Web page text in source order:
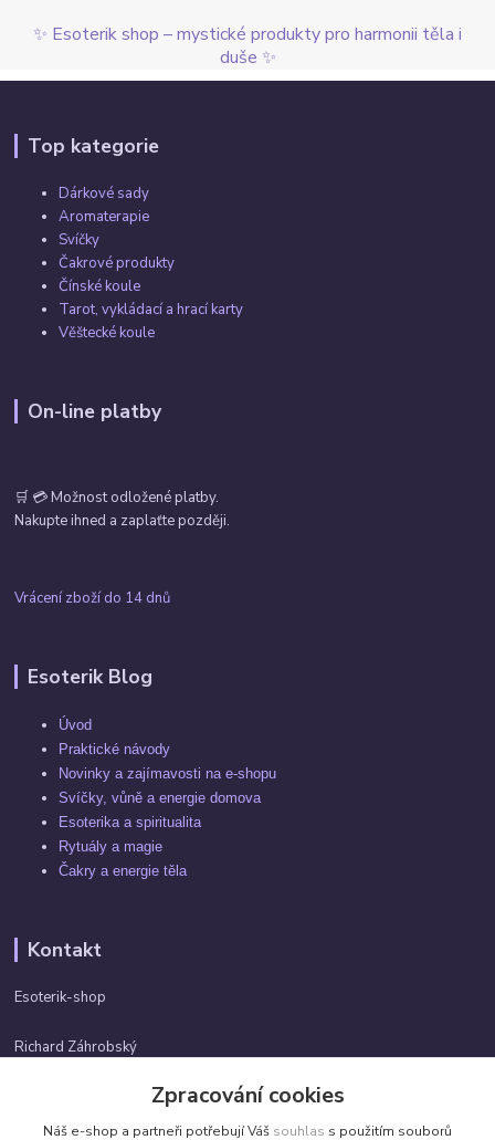
✨ Esoterik shop – mystické produkty pro harmonii těla i
duše ✨
Top kategorie
Dárkové sady
Aromaterapie
Svíčky
Čakrové produkty
Čínské koule
Tarot, vykládací a hrací karty
Věštecké koule
On-line platby
🛒 💳 Možnost odložené platby.
Nakupte ihned a zaplaťte později.
Vrácení zboží do 14 dnů
Esoterik Blog
Úvod
Praktické návody
Novinky a zajímavosti na e-shopu
Svíčky, vůně a energie domova
Esoterika a spiritualita
Rytuály a magie
Čakry a energie těla
Kontakt
Esoterik-shop
Richard Záhrobský
info@esoterik-shop.cz
Zpracování cookies
Náš e-shop a partneři potřebují Váš souhlas s použitím souborů